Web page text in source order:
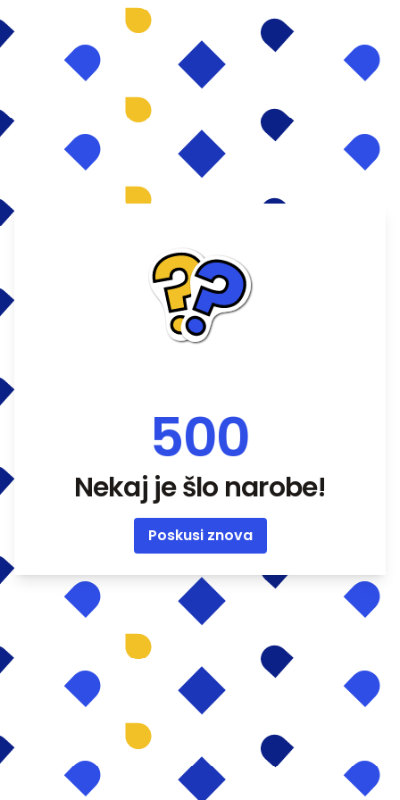
500
Nekaj je šlo narobe!
Poskusi znova